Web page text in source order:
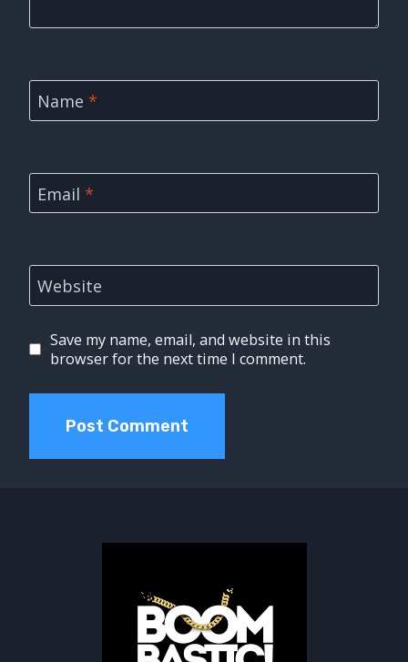
Name *
Email *
Website
Save my name, email, and website in this
browser for the next time I comment.